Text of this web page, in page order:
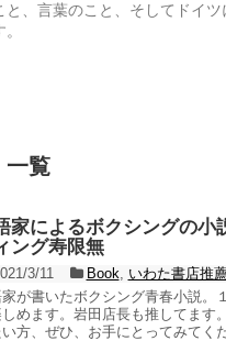
と、言葉のこと、そしてドイツ
一覧
家によるボクシングの
ング寿限無
3/11 Book
いわた書店推
が書いたボクシング青春小説。
めます。岩田店長も推してます
い方、ぜひ、お手にとってみてく